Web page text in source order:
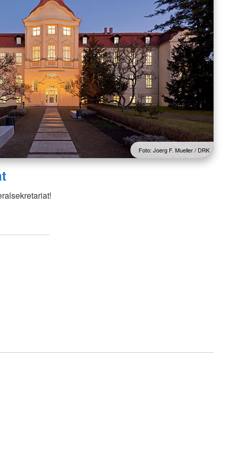
Foto: Joerg F. Mueller / DRK